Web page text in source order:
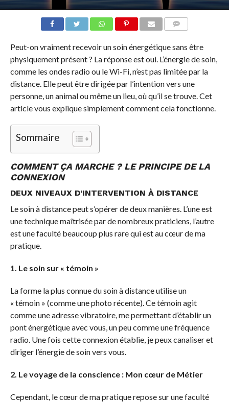
Peut-on vraiment recevoir un soin énergétique sans être
physiquement présent ? La réponse est oui. L’énergie de soin,
comme les ondes radio ou le Wi-Fi, n’est pas limitée par la
distance. Elle peut être dirigée par l’intention vers une
personne, un animal ou même un lieu, où qu’il se trouve. Cet
article vous explique simplement comment cela fonctionne.
Sommaire
COMMENT ÇA MARCHE ? LE PRINCIPE DE LA
CONNEXION
DEUX NIVEAUX D’INTERVENTION À DISTANCE
Le soin à distance peut s’opérer de deux manières. L’une est
une technique maîtrisée par de nombreux praticiens, l’autre
est une faculté beaucoup plus rare qui est au cœur de ma
pratique.
1. Le soin sur « témoin »
La forme la plus connue du soin à distance utilise un
« témoin » (comme une photo récente). Ce témoin agit
comme une adresse vibratoire, me permettant d’établir un
pont énergétique avec vous, un peu comme une fréquence
radio. Une fois cette connexion établie, je peux canaliser et
diriger l’énergie de soin vers vous.
2. Le voyage de la conscience : Mon cœur de Métier
Cependant, le cœur de ma pratique repose sur une faculté